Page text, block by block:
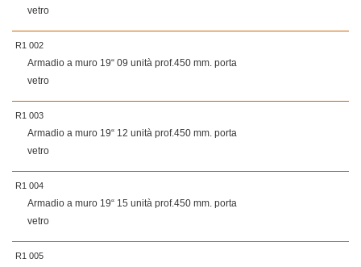
vetro
R1 002
Armadio a muro 19“ 09 unità prof.450 mm. porta
vetro
R1 003
Armadio a muro 19“ 12 unità prof.450 mm. porta
vetro
R1 004
Armadio a muro 19“ 15 unità prof.450 mm. porta
vetro
R1 005